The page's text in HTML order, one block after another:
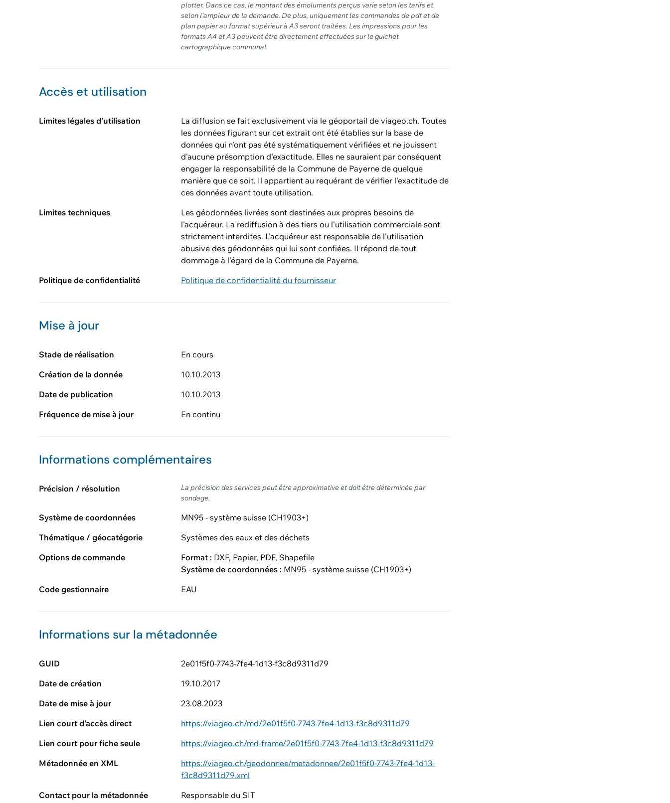
plotter. Dans ce cas, le montant des émoluments perçus varie selon les tarifs et
selon l'ampleur de la demande. De plus, uniquement les commandes de pdf et de
plan papier au format supérieur à A3 seront traitées. Les impressions pour les
formats A4 et A3 peuvent être directement effectuées sur le guichet
cartographique communal.
Accès et utilisation
Limites légales d'utilisation
La diffusion se fait exclusivement via le géoportail de viageo.ch. Toutes
les données figurant sur cet extrait ont été établies sur la base de
données qui n'ont pas été systématiquement vérifiées et ne jouissent
d'aucune présomption d'exactitude. Elles ne sauraient par conséquent
engager la responsabilité de la Commune de Payerne de quelque
manière que ce soit. Il appartient au requérant de vérifier l'exactitude de
ces données avant toute utilisation.
Limites techniques
Les géodonnées livrées sont destinées aux propres besoins de
l'acquéreur. La rediffusion à des tiers ou l'utilisation commerciale sont
strictement interdites. L'acquéreur est responsable de l'utilisation
abusive des géodonnées qui lui sont confiées. Il répond de tout
dommage à l'égard de la Commune de Payerne.
Politique de confidentialité
Politique de confidentialité du fournisseur
Mise à jour
Stade de réalisation
En cours
Création de la donnée
10.10.2013
Date de publication
10.10.2013
Fréquence de mise à jour
En continu
Informations complémentaires
Précision / résolution
La précision des services peut être approximative et doit être déterminée par
sondage.
Système de coordonnées
MN95 - système suisse (CH1903+)
Thématique / géocatégorie
Systèmes des eaux et des déchets
Options de commande
Format : DXF, Papier, PDF, Shapefile
Système de coordonnées : MN95 - système suisse (CH1903+)
Code gestionnaire
EAU
Informations sur la métadonnée
GUID
2e01f5f0-7743-7fe4-1d13-f3c8d9311d79
Date de création
19.10.2017
Date de mise à jour
23.08.2023
Lien court d'accès direct
https://viageo.ch/md/2e01f5f0-7743-7fe4-1d13-f3c8d9311d79
Lien court pour fiche seule
https://viageo.ch/md-frame/2e01f5f0-7743-7fe4-1d13-f3c8d9311d79
Métadonnée en XML
https://viageo.ch/geodonnee/metadonnee/2e01f5f0-7743-7fe4-1d13-
f3c8d9311d79.xml
Contact pour la métadonnée
Responsable du SIT